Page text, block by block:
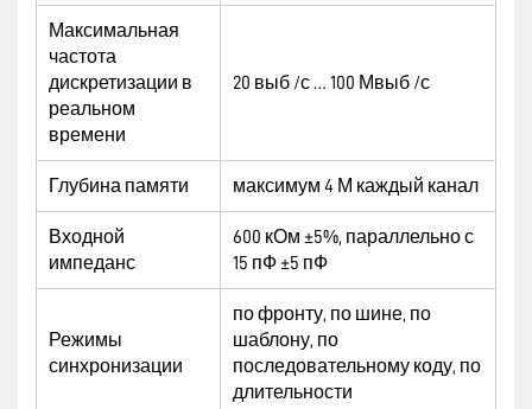
Максимальная
частота
дискретизации в
реальном
времени
20 выб /с … 100 Мвыб /с
Глубина памяти максимум 4 М каждый канал
Входной
импеданс
600 кОм ±5%, параллельно с
15 пФ ±5 пФ
Режимы
синхронизации
по фронту, по шине, по
шаблону, по
последовательному коду, по
длительности